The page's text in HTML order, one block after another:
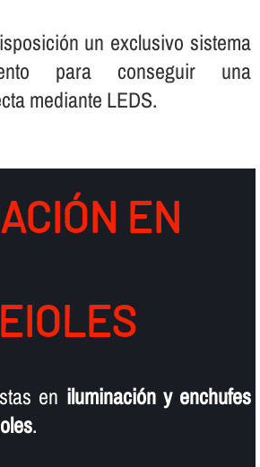
un exclusivo sistema
para conseguir una
mediante LEDS.
EN
en iluminación y enchufes
.